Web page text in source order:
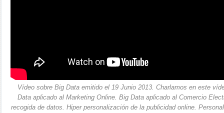
Vídeo sobre Big Data emitido el 19 Junio 2013. Charlamos en este
Data aplicado al Marketing Online. Big Data aplicado al Comercio
recogida de datos. Hiper personalización de la publicidad online.